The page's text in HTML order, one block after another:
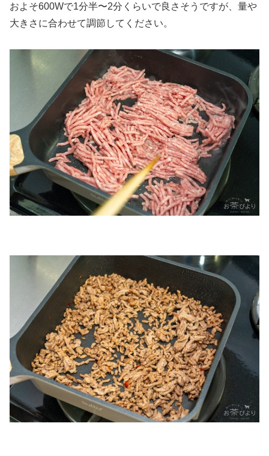
およそ600Wで1分半〜2分くらいで良さそうですが、量や
大きさに合わせて調節してください。